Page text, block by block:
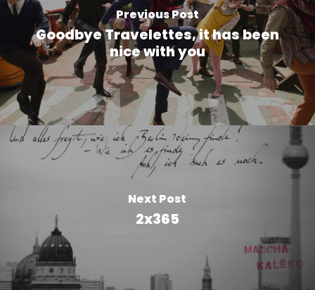
Previous Post
Goodbye Travelettes, it has been
nice with you
Next Post
2x365